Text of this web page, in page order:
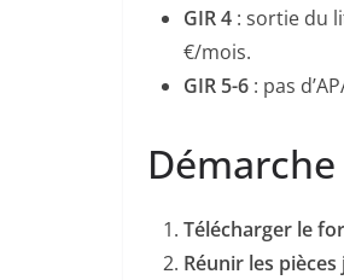
GIR 4 : sortie du
€/mois.
GIR 5-6 : pas
Télécharger le
Réunir les